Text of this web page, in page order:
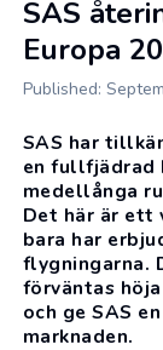
SAS
Europa
Published:
SAS har
en fullfjädrad
medellånga
Det här är
bara har
flygningarna.
förväntas
och ge SAS
marknaden.